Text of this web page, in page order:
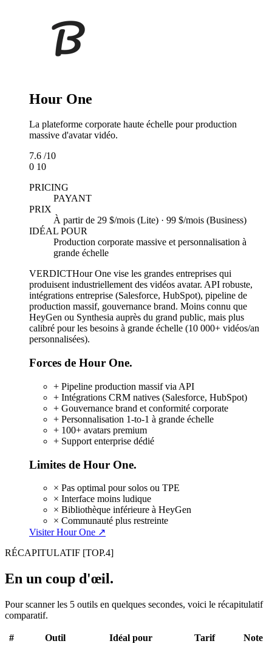
Hour One
La plateforme corporate haute échelle pour production
massive d'avatar vidéo.
7.6 /10
0 10
PRICING
PAYANT
PRIX
À partir de 29 $/mois (Lite) · 99 $/mois (Business)
IDÉAL POUR
Production corporate massive et personnalisation à
grande échelle
VERDICTHour One vise les grandes entreprises qui
produisent industriellement des vidéos avatar. API robuste,
intégrations entreprise (Salesforce, HubSpot), pipeline de
production massif, gouvernance brand. Moins connu que
HeyGen ou Synthesia auprès du grand public, mais plus
calibré pour les besoins à grande échelle (10 000+ vidéos/an
personnalisées).
Forces de Hour One.
+ Pipeline production massif via API
+ Intégrations CRM natives (Salesforce, HubSpot)
+ Gouvernance brand et conformité corporate
+ Personnalisation 1-to-1 à grande échelle
+ 100+ avatars premium
+ Support enterprise dédié
Limites de Hour One.
× Pas optimal pour solos ou TPE
× Interface moins ludique
× Bibliothèque inférieure à HeyGen
× Communauté plus restreinte
Visiter Hour One ↗
RÉCAPITULATIF [TOP.4]
En un coup d'œil.
Pour scanner les 5 outils en quelques secondes, voici le récapitulatif
comparatif.
# Outil Idéal pour Tarif Note